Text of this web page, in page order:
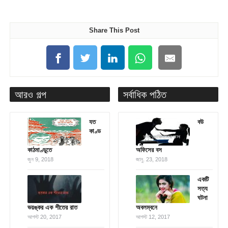
Share This Post
আরও গল্প
যত
কাণ্ড
কাঠমাণ্ডুতে
জুন 9, 2018
ভয়ঙ্কর এক শীতের রাত
আগস্ট 20, 2017
সর্বাধিক পঠিত
বউ
অফিসের বস
জানু. 23, 2018
একটি
সত্য
ঘটনা
অবলম্বনে
আগস্ট 12, 2017